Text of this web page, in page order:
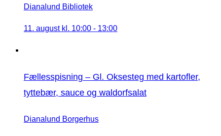
Dianalund Bibliotek
11. august kl. 10:00 - 13:00
Fællesspisning – Gl. Oksesteg med kartofler,
tyttebær, sauce og waldorfsalat
Dianalund Borgerhus